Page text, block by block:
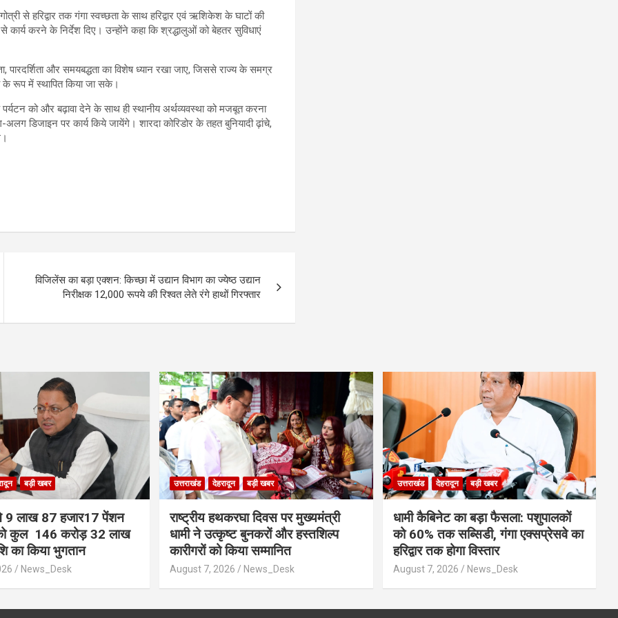
से हरिद्वार तक गंगा स्वच्छता के साथ हरिद्वार एवं ऋशिकेश के घाटों की
करने के निर्देश दिए। उन्होंने कहा कि श्रद्धालुओं को बेहतर सुविधाएं
पारदर्शिता और समयबद्धता का विशेष ध्यान रखा जाए, जिससे राज्य के समग्र
रूप में स्थापित किया जा सके।
पर्यटन को और बढ़ावा देने के साथ ही स्थानीय अर्थव्यवस्था को मजबूत करना
डिजाइन पर कार्य किये जायेंगे। शारदा कोरिडोर के तहत बुनियादी ढ़ांचे,
विजिलेंस का बड़ा एक्शन: किच्छा में उद्यान विभाग का ज्येष्ठ उद्यान
निरीक्षक 12,000 रूपये की रिश्वत लेते रंगे हाथों गिरफ्तार
बड़ी खबर
9 लाख 87 हजार17 पेंशन
को कुल 146 करोड़ 32 लाख
का किया भुगतान
News_Desk
उत्तराखंड देहरादून बड़ी खबर
राष्ट्रीय हथकरघा दिवस पर मुख्यमंत्री
धामी ने उत्कृष्ट बुनकरों और हस्तशिल्प
कारीगरों को किया सम्मानित
August 7, 2026 News_Desk
उत्तराखंड देहरादून बड़ी खबर
​धामी कैबिनेट का बड़ा फैसला: पशुपालकों
को 60% तक सब्सिडी, गंगा एक्सप्रेसवे का
हरिद्वार तक होगा विस्तार
August 7, 2026 News_Desk